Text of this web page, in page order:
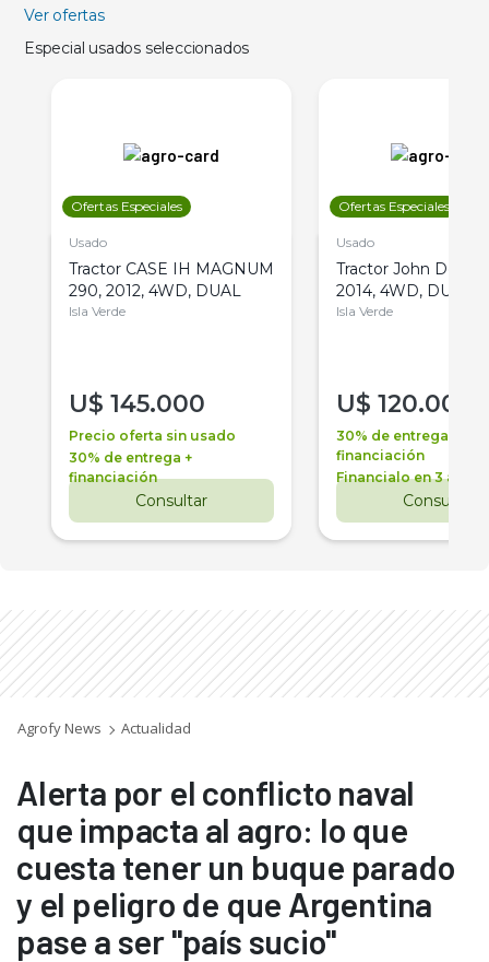
Ver ofertas
Especial usados seleccionados
Ofertas Especiales
Usado
Tractor CASE IH MAGNUM
290, 2012, 4WD, DUAL
Isla Verde
U$ 145.000
Precio oferta sin usado
30% de entrega +
financiación
Consultar
Ofertas Especiales
Usado
Tractor John Deere
2014, 4WD, DUAL
Isla Verde
U$ 120.000
30% de entrega +
financiación
Financialo en 3 años
Consultar
Agrofy News Actualidad
Alerta por el conflicto naval
que impacta al agro: lo que
cuesta tener un buque parado
y el peligro de que Argentina
pase a ser "país sucio"